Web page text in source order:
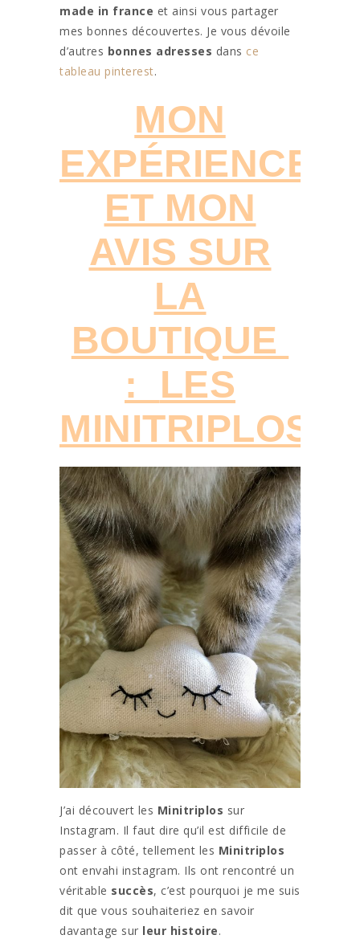
made in france et ainsi vous partager
mes bonnes découvertes. Je vous dévoile
d’autres bonnes adresses dans ce
tableau pinterest.
MON
EXPÉRIENCE
ET MON
AVIS SUR
LA
BOUTIQUE
: LES
MINITRIPLOS
J’ai découvert les Minitriplos sur
Instagram. Il faut dire qu’il est difficile de
passer à côté, tellement les Minitriplos
ont envahi instagram. Ils ont rencontré un
véritable succès, c’est pourquoi je me suis
dit que vous souhaiteriez en savoir
davantage sur leur histoire.